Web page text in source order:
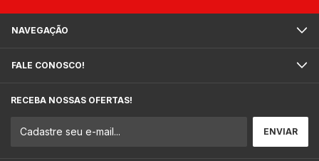
NAVEGAÇÃO
FALE CONOSCO!
RECEBA NOSSAS OFERTAS!